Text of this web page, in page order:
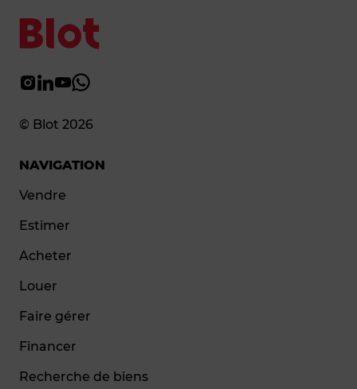
© Blot 2026
NAVIGATION
Vendre
Estimer
Acheter
Louer
Faire gérer
Financer
Recherche de biens